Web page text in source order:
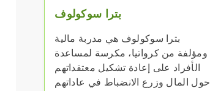
بترا سوكولوف
بترا سوكولوف هي مدربة مالية
ومؤلفة من كرواتيا، مكرسة لمساعدة
الأفراد على إعادة تشكيل معتقداتهم
حول المال وزرع الانضباط في عاداتهم